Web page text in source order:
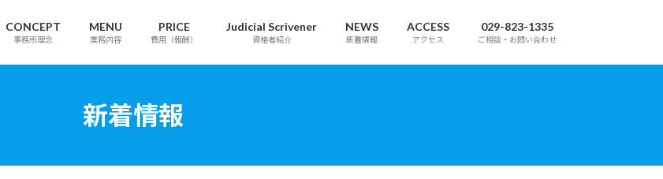
CONCEPT
事務所理念
MENU
業務内容
PRICE
費用（報酬）
Judicial Scrivener
資格者紹介
NEWS
新着情報
ACCESS
アクセス
029-823-1335
ご相談・お問い合わせ
新着情報